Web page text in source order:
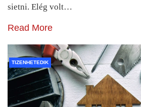
sietni. Elég volt…
Read More
TIZENHETEDIK